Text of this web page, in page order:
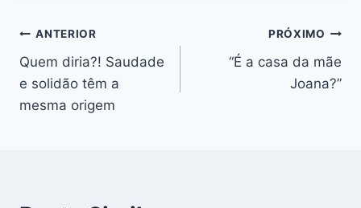
ANTERIOR
Quem diria?! Saudade
e solidão têm a
mesma origem
PRÓXIMO
“É a casa da mãe
Joana?”